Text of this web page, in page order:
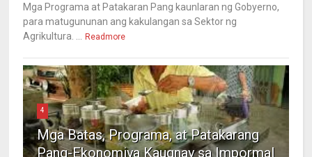
Mga Programa at Patakaran Pang kaunlaran ng Gobyerno,
para matugununan ang kakulangan sa Sektor ng
Agrikultura. ...
Readmore
4
Mga Batas, Programa, at Patakarang
Pang-Ekonomiya Kaugnay sa Impormal